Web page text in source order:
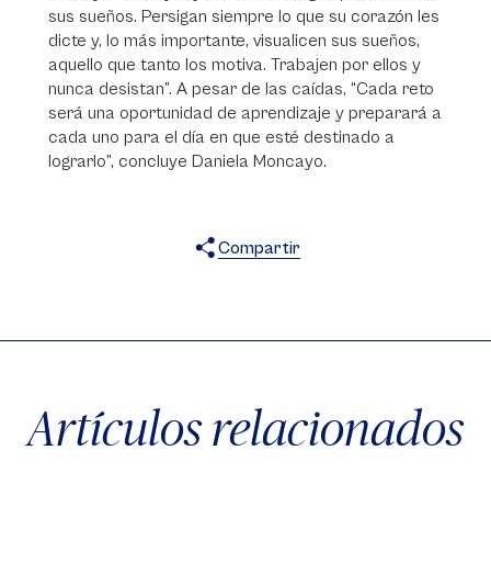
sus sueños. Persigan siempre lo que su corazón les
dicte y, lo más importante, visualicen sus sueños,
aquello que tanto los motiva. Trabajen por ellos y
nunca desistan”. A pesar de las caídas, “Cada reto
será una oportunidad de aprendizaje y preparará a
cada uno para el día en que esté destinado a
lograrlo”, concluye Daniela Moncayo.
Compartir
Artículos relacionados